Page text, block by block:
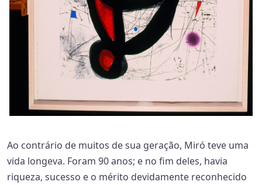
Ao contrário de muitos de sua geração, Miró teve uma
vida longeva. Foram 90 anos; e no fim deles, havia
riqueza, sucesso e o mérito devidamente reconhecido